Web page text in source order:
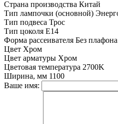
Страна производства Китай
Тип лампочки (основной)
Тип подвеса Трос
Тип цоколя E14
Форма рассеивателя Без плафона
Цвет Хром
Цвет арматуры Хром
Цветовая температура 2700K
Ширина, мм 1100
Ваше имя: